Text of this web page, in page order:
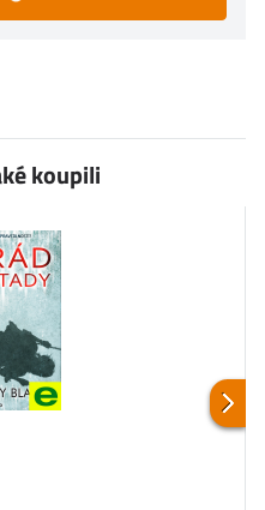
koupili